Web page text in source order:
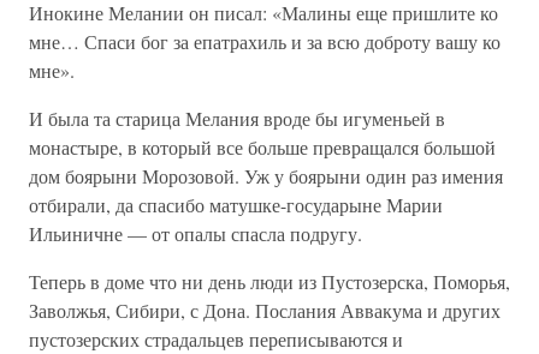
Инокине Мелании он писал: «Малины еще пришлите ко
мне… Спаси бог за епатрахиль и за всю доброту вашу ко
мне».
И была та старица Мелания вроде бы игуменьей в
монастыре, в который все больше превращался большой
дом боярыни Морозовой. Уж у боярыни один раз имения
отбирали, да спасибо матушке-государыне Марии
Ильиничне — от опалы спасла подругу.
Теперь в доме что ни день люди из Пустозерска, Поморья,
Заволжья, Сибири, с Дона. Послания Аввакума и других
пустозерских страдальцев переписываются и